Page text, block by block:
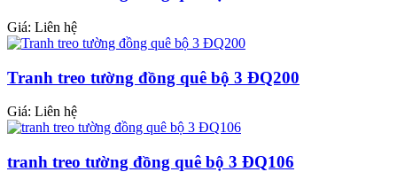
Giá: Liên hệ
Tranh treo tường đồng quê bộ 3 ĐQ200
Giá: Liên hệ
tranh treo tường đồng quê bộ 3 ĐQ106